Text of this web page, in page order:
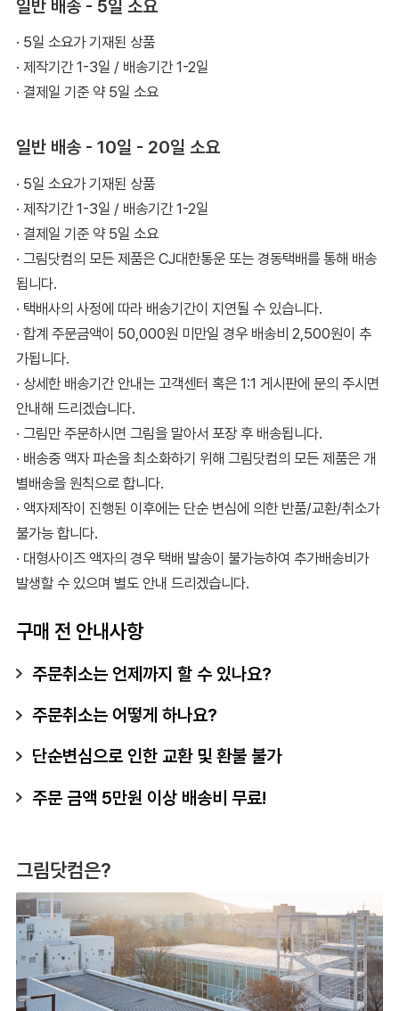
일반 배송 - 5일 소요
· 5일 소요가 기재된 상품
· 제작기간 1-3일 / 배송기간 1-2일
· 결제일 기준 약 5일 소요
일반 배송 - 10일 - 20일 소요
· 5일 소요가 기재된 상품
· 제작기간 1-3일 / 배송기간 1-2일
· 결제일 기준 약 5일 소요
· 그림닷컴의 모든 제품은 CJ대한통운 또는 경동택배를 통해 배송
됩니다.
· 택배사의 사정에 따라 배송기간이 지연될 수 있습니다.
· 합계 주문금액이 50,000원 미만일 경우 배송비 2,500원이 추
가됩니다.
· 상세한 배송기간 안내는 고객센터 혹은 1:1 게시판에 문의 주시면
안내해 드리겠습니다.
· 그림만 주문하시면 그림을 말아서 포장 후 배송됩니다.
· 배송중 액자 파손을 최소화하기 위해 그림닷컴의 모든 제품은 개
별배송을 원칙으로 합니다.
· 액자제작이 진행된 이후에는 단순 변심에 의한 반품/교환/취소가
불가능 합니다.
· 대형사이즈 액자의 경우 택배 발송이 불가능하여 추가배송비가
발생할 수 있으며 별도 안내 드리겠습니다.
구매 전 안내사항
주문취소는 언제까지 할 수 있나요?
주문취소는 어떻게 하나요?
단순변심으로 인한 교환 및 환불 불가
주문 금액 5만원 이상 배송비 무료!
그림닷컴은?